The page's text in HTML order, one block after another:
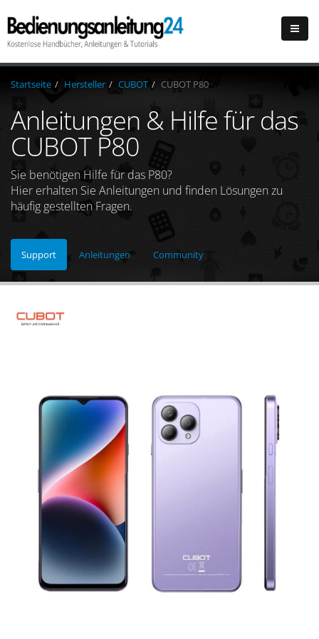
Startseite Hersteller CUBOT CUBOT P80
Anleitungen & Hilfe für das
CUBOT P80
Sie benötigen Hilfe für das P80?
Hier erhalten Sie Anleitungen und finden Lösungen zu
häufig gestellten Fragen.
Support Anleitungen Community